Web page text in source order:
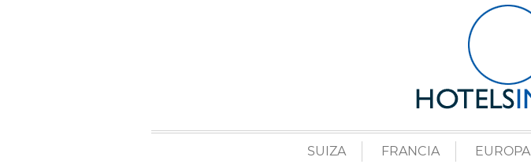
SUIZA FRANCIA EUROPA